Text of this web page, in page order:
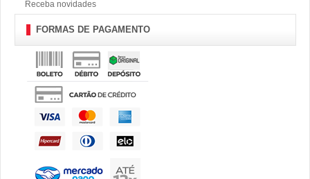
Receba novidades
FORMAS DE PAGAMENTO